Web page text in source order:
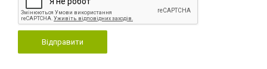
Відправити